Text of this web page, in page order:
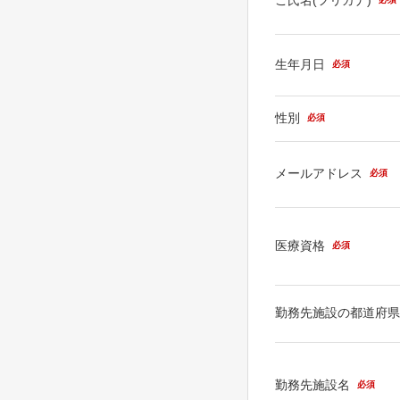
生年月日 必須
性別 必須
メールアドレス 必須
医療資格 必須
勤務先施設の都道府
勤務先施設名 必須